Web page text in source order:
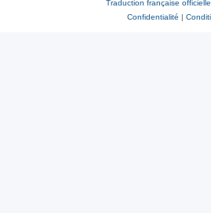
Traduction française officielle
Confidentialité |